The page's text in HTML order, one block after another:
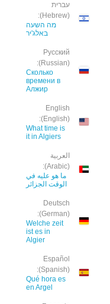
עברית
(Hebrew):
מה השעה
באלג'יר
Русский
(Russian):
Сколько
времени в
Алжир
English
(English):
What time is
it in Algiers
العربية
(Arabic):
ما هو عليه في
الوقت الجزائر
Deutsch
(German):
Welche zeit
ist es in
Algier
Español
(Spanish):
Qué hora es
en Argel